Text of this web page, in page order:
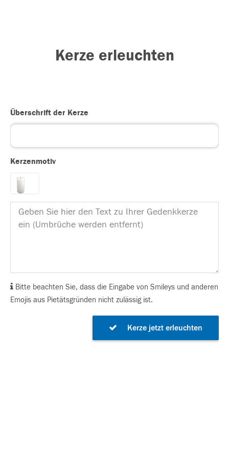
Kerze erleuchten
Überschrift der Kerze
Kerzenmotiv
Bitte beachten Sie, dass die Eingabe von Smileys und anderen
Emojis aus Pietätsgründen nicht zulässig ist.
Kerze jetzt erleuchten